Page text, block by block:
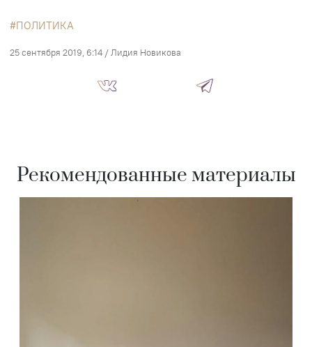
ПОЛИТИКА
25 сентября 2019, 6:14 / Лидия Новикова
Рекомендованные материалы